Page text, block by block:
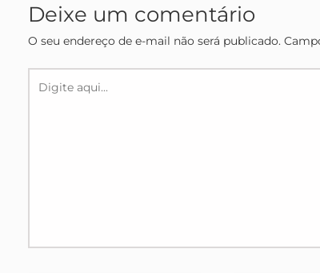
Deixe um comentário
O seu endereço de e-mail não será publicado.
aqui...